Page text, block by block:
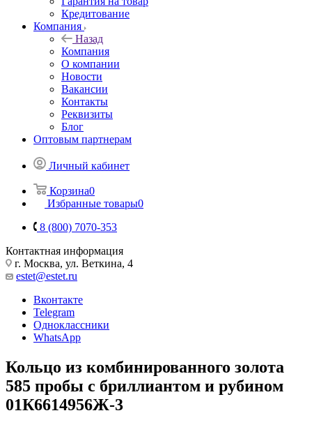
Кредитование
Компания
Назад
Компания
О компании
Новости
Вакансии
Контакты
Реквизиты
Блог
Оптовым партнерам
Личный кабинет
Корзина0
Избранные товары0
8 (800) 7070-353
Контактная информация
г. Москва, ул. Веткина, 4
estet@estet.ru
Вконтакте
Telegram
Одноклассники
WhatsApp
Кольцо из комбинированного золота
585 пробы с бриллиантом и рубином
01К6614956Ж-3